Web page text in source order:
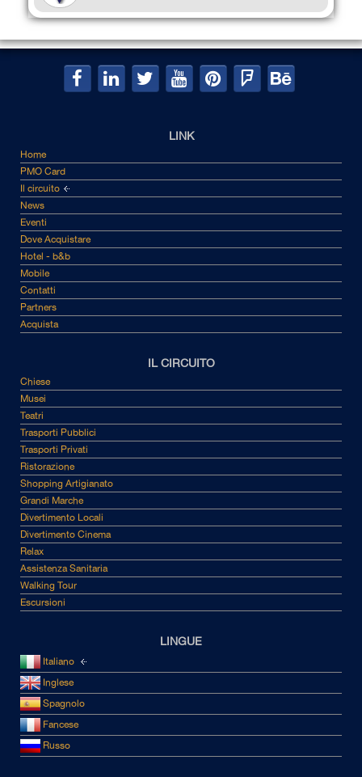
LINK
Home
PMO Card
Il circuito
News
Eventi
Dove Acquistare
Hotel - b&b
Mobile
Contatti
Partners
Acquista
IL CIRCUITO
Chiese
Musei
Teatri
Trasporti Pubblici
Trasporti Privati
Ristorazione
Shopping Artigianato
Grandi Marche
Divertimento Locali
Divertimento Cinema
Relax
Assistenza Sanitaria
Walking Tour
Escursioni
LINGUE
Italiano
Inglese
Spagnolo
Fancese
Russo